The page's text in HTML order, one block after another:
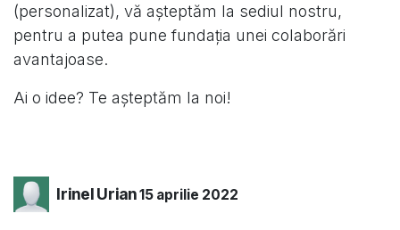
(personalizat), vă așteptăm la sediul nostru,
pentru a putea pune fundația unei colaborări
avantajoase.
Ai o idee? Te așteptăm la noi!
Irinel Urian15 aprilie 2022